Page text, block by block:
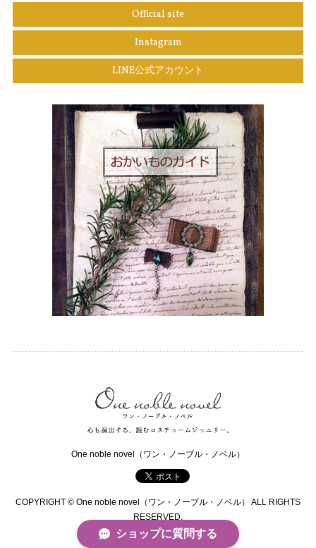
Official site
Instagram
LINE公式アカウント
One noble novel（ワン・ノーブル・ノベル）
COPYRIGHT © One noble novel（ワン・ノーブル・ノベル） ALL RIGHTS
RESERVED.
ショップに質問する